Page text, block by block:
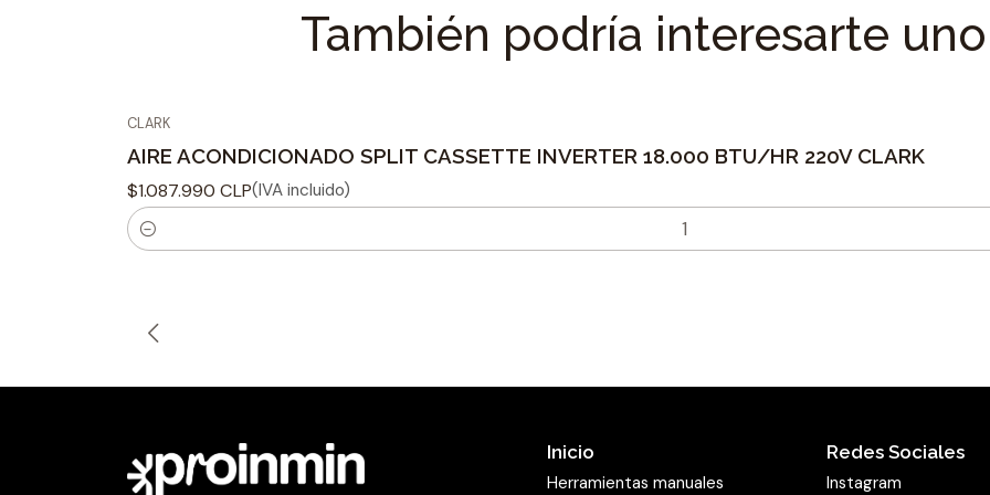
También podría interesarte
CLARK
AIRE ACONDICIONADO SPLIT CASSETTE INVERTER 18.000 BTU/HR 220V CLARK
$1.087.990 CLP(IVA incluido)
C
d
Inicio
Herramientas manuales
Redes Sociales
Instagram